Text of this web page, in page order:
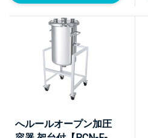
へルールオープン加圧